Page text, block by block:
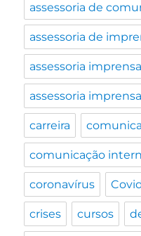
assessoria de
assessoria de
assessoria imprensa
assessoria
carreira
comunicação
coronavírus
crises cursos